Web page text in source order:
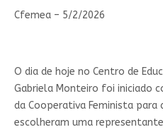
Cfemea – 5/2/2026
O dia de hoje no Centro de
Gabriela Monteiro foi iniciado
da Cooperativa Feminista para
escolheram uma